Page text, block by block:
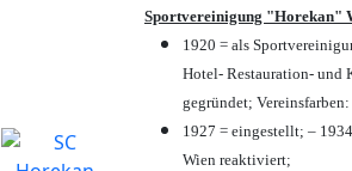
Sportvereinigung "Horekan"
1920 = als
Hotel- Restauration- und
gegründet;
1927 = eingestellt; –
Wien reaktiviert;